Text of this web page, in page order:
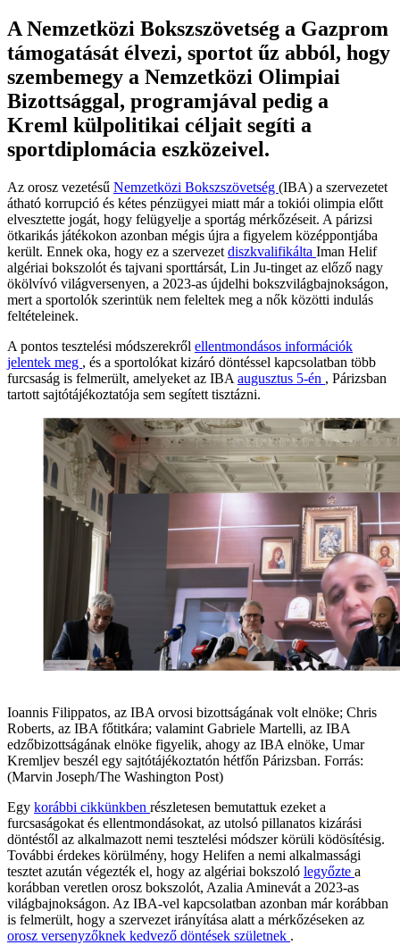
A Nemzetközi Bokszszövetség a Gazprom
támogatását élvezi, sportot űz abból, hogy
szembemegy a Nemzetközi Olimpiai
Bizottsággal, programjával pedig a
Kreml külpolitikai céljait segíti a
sportdiplomácia eszközeivel.
Az orosz vezetésű Nemzetközi Bokszszövetség (IBA) a szervezetet
átható korrupció és kétes pénzügyei miatt már a tokiói olimpia előtt
elvesztette jogát, hogy felügyelje a sportág mérkőzéseit. A párizsi
ötkarikás játékokon azonban mégis újra a figyelem középpontjába
került. Ennek oka, hogy ez a szervezet diszkvalifikálta Iman Helif
algériai bokszolót és tajvani sporttársát, Lin Ju-tinget az előző nagy
ökölvívó világversenyen, a 2023-as újdelhi bokszvilágbajnokságon,
mert a sportolók szerintük nem feleltek meg a nők közötti indulás
feltételeinek.
A pontos tesztelési módszerekről ellentmondásos információk
jelentek meg , és a sportolókat kizáró döntéssel kapcsolatban több
furcsaság is felmerült, amelyeket az IBA augusztus 5-én , Párizsban
tartott sajtótájékoztatója sem segített tisztázni.
Ioannis Filippatos, az IBA orvosi bizottságának volt elnöke; Chris
Roberts, az IBA főtitkára; valamint Gabriele Martelli, az IBA
edzőbizottságának elnöke figyelik, ahogy az IBA elnöke, Umar
Kremljev beszél egy sajtótájékoztatón hétfőn Párizsban. Forrás:
(Marvin Joseph/The Washington Post)
Egy korábbi cikkünkben részletesen bemutattuk ezeket a
furcsaságokat és ellentmondásokat, az utolsó pillanatos kizárási
döntéstől az alkalmazott nemi tesztelési módszer körüli ködösítésig.
További érdekes körülmény, hogy Helifen a nemi alkalmassági
tesztet azután végezték el, hogy az algériai bokszoló legyőzte a
korábban veretlen orosz bokszolót, Azalia Aminevát a 2023-as
világbajnokságon. Az IBA-vel kapcsolatban azonban már korábban
is felmerült, hogy a szervezet irányítása alatt a mérkőzéseken az
orosz versenyzőknek kedvező döntések születnek .